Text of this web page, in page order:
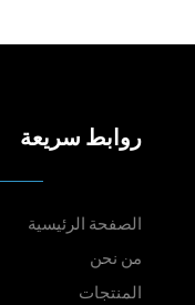
روابط سريعة
الصفحة الرئيسية
من نحن
المنتجات